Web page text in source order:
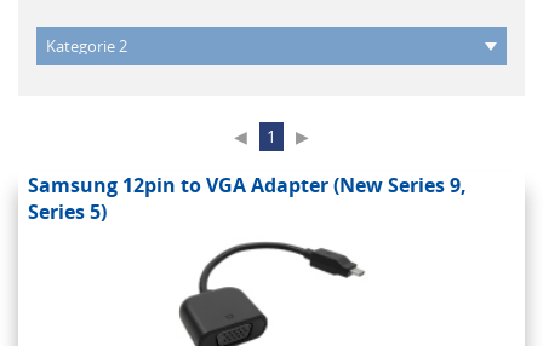
◀ 1 ▶
Samsung 12pin to VGA Adapter (New Series 9,
Series 5)